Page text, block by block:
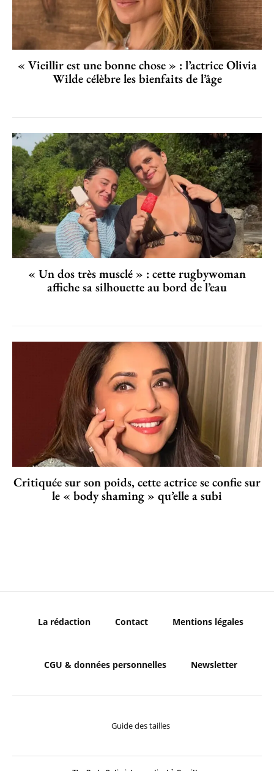
« Vieillir est une bonne chose » : l’actrice Olivia
Wilde célèbre les bienfaits de l’âge
« Un dos très musclé » : cette rugbywoman
affiche sa silhouette au bord de l’eau
Critiquée sur son poids, cette actrice se confie sur
le « body shaming » qu’elle a subi
La rédaction Contact Mentions légales
CGU & données personnelles Newsletter
Guide des tailles